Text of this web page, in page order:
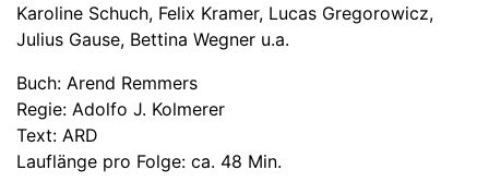
Karoline Schuch, Felix Kramer, Lucas Gregorowicz,
Julius Gause, Bettina Wegner u.a.
Buch: Arend Remmers
Regie: Adolfo J. Kolmerer
Text: ARD
Lauflänge pro Folge: ca. 48 Min.